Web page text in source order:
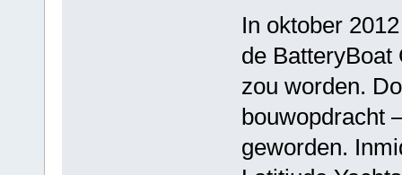
In oktober
de BatteryBoat
zou worden.
bouwopdracht
geworden.